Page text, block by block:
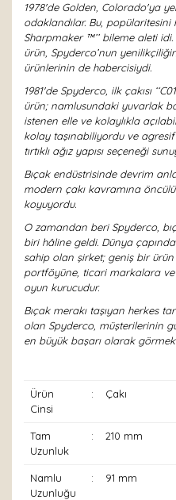
1978'de Golden, Colorado'ya
odaklandılar. Bu, popülaritesini
Sharpmaker ™’’ bileme aleti
ürün, Spyderco’nun
ürünlerinin de habercisiydi.
1981'de Spyderco, ilk çakısı
ürün; namlusundaki yuvarlak
istenen elle ve kolaylıkla
kolay taşınabiliyordu ve agresif
tırtıklı ağız yapısı seçeneği
Bıçak endüstrisinde devrim
modern çakı kavramına
koyuyordu.
O zamandan beri Spyderco,
biri hâline geldi. Dünya
sahip olan şirket; geniş bir
portföyüne, ticari markalara
oyun kurucudur.
Bıçak merakı taşıyan herkes
olan Spyderco, müşterilerinin
en büyük başarı olarak
Ürün
Cinsi
: Çakı
Tam
Uzunluk
: 210 mm
Namlu
Uzunluğu
: 91 mm